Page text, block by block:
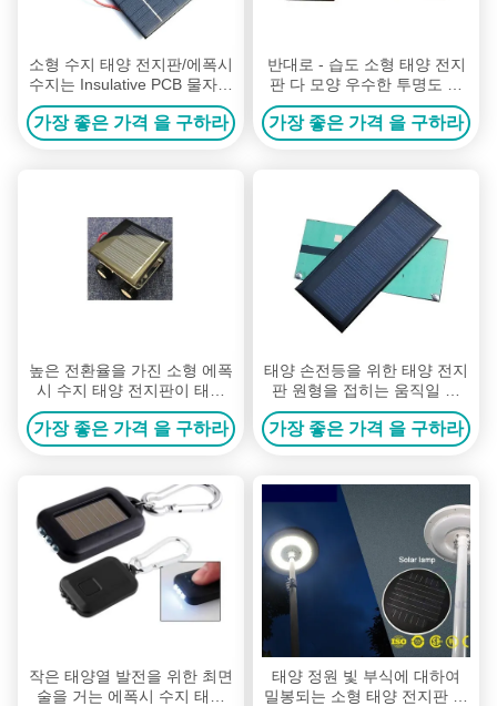
소형 수지 태양 전지판/에폭시
수지는 Insulative PCB 물자를
깝니다
가장 좋은 가격 을 구하라
반대로 - 습도 소형 태양 전지
판 다 모양 우수한 투명도 및
노화 방지
가장 좋은 가격 을 구하라
높은 전환율을 가진 소형 에폭
시 수지 태양 전지판이 태양
잔디밭에 의하여 점화합니다
가장 좋은 가격 을 구하라
태양 손전등을 위한 태양 전지
판 원형을 접히는 움직일 수
있는 소형 휴대용
가장 좋은 가격 을 구하라
작은 태양열 발전을 위한 최면
술을 거는 에폭시 수지 태양
태양 정원 빛 부식에 대하여
밀봉되는 소형 태양 전지판 라